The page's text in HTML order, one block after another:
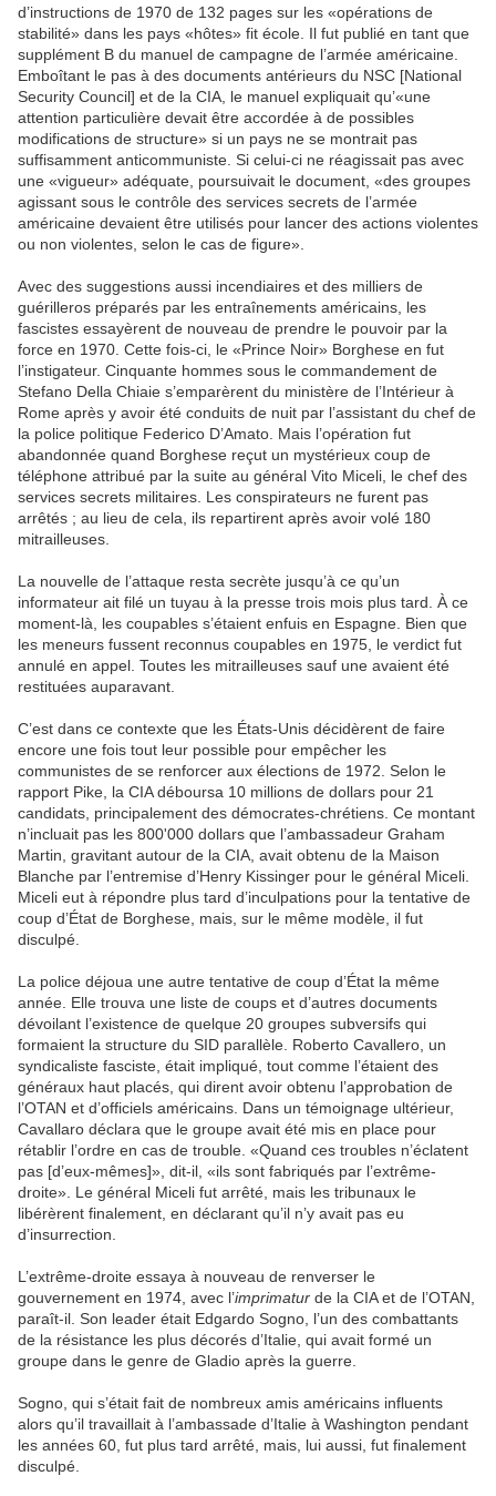
d’instructions de 1970 de 132 pages sur les «opérations de
stabilité» dans les pays «hôtes» fit école. Il fut publié en tant que
supplément B du manuel de campagne de l’armée américaine.
Emboîtant le pas à des documents antérieurs du NSC [National
Security Council] et de la CIA, le manuel expliquait qu’«une
attention particulière devait être accordée à de possibles
modifications de structure» si un pays ne se montrait pas
suffisamment anticommuniste. Si celui-ci ne réagissait pas avec
une «vigueur» adéquate, poursuivait le document, «des groupes
agissant sous le contrôle des services secrets de l’armée
américaine devaient être utilisés pour lancer des actions violentes
ou non violentes, selon le cas de figure».
Avec des suggestions aussi incendiaires et des milliers de
guérilleros préparés par les entraînements américains, les
fascistes essayèrent de nouveau de prendre le pouvoir par la
force en 1970. Cette fois-ci, le «Prince Noir» Borghese en fut
l’instigateur. Cinquante hommes sous le commandement de
Stefano Della Chiaie s’emparèrent du ministère de l’Intérieur à
Rome après y avoir été conduits de nuit par l’assistant du chef de
la police politique Federico D’Amato. Mais l’opération fut
abandonnée quand Borghese reçut un mystérieux coup de
téléphone attribué par la suite au général Vito Miceli, le chef des
services secrets militaires. Les conspirateurs ne furent pas
arrêtés ; au lieu de cela, ils repartirent après avoir volé 180
mitrailleuses.
La nouvelle de l’attaque resta secrète jusqu’à ce qu’un
informateur ait filé un tuyau à la presse trois mois plus tard. À ce
moment-là, les coupables s’étaient enfuis en Espagne. Bien que
les meneurs fussent reconnus coupables en 1975, le verdict fut
annulé en appel. Toutes les mitrailleuses sauf une avaient été
restituées auparavant.
C’est dans ce contexte que les États-Unis décidèrent de faire
encore une fois tout leur possible pour empêcher les
communistes de se renforcer aux élections de 1972. Selon le
rapport Pike, la CIA déboursa 10 millions de dollars pour 21
candidats, principalement des démocrates-chrétiens. Ce montant
n’incluait pas les 800'000 dollars que l’ambassadeur Graham
Martin, gravitant autour de la CIA, avait obtenu de la Maison
Blanche par l’entremise d’Henry Kissinger pour le général Miceli.
Miceli eut à répondre plus tard d’inculpations pour la tentative de
coup d’État de Borghese, mais, sur le même modèle, il fut
disculpé.
La police déjoua une autre tentative de coup d’État la même
année. Elle trouva une liste de coups et d’autres documents
dévoilant l’existence de quelque 20 groupes subversifs qui
formaient la structure du SID parallèle. Roberto Cavallero, un
syndicaliste fasciste, était impliqué, tout comme l’étaient des
généraux haut placés, qui dirent avoir obtenu l’approbation de
l’OTAN et d’officiels américains. Dans un témoignage ultérieur,
Cavallaro déclara que le groupe avait été mis en place pour
rétablir l’ordre en cas de trouble. «Quand ces troubles n’éclatent
pas [d’eux-mêmes]», dit-il, «ils sont fabriqués par l’extrême-
droite». Le général Miceli fut arrêté, mais les tribunaux le
libérèrent finalement, en déclarant qu’il n’y avait pas eu
d’insurrection.
L’extrême-droite essaya à nouveau de renverser le
gouvernement en 1974, avec l’imprimatur de la CIA et de l’OTAN,
paraît-il. Son leader était Edgardo Sogno, l’un des combattants
de la résistance les plus décorés d’Italie, qui avait formé un
groupe dans le genre de Gladio après la guerre.
Sogno, qui s’était fait de nombreux amis américains influents
alors qu’il travaillait à l’ambassade d’Italie à Washington pendant
les années 60, fut plus tard arrêté, mais, lui aussi, fut finalement
disculpé.